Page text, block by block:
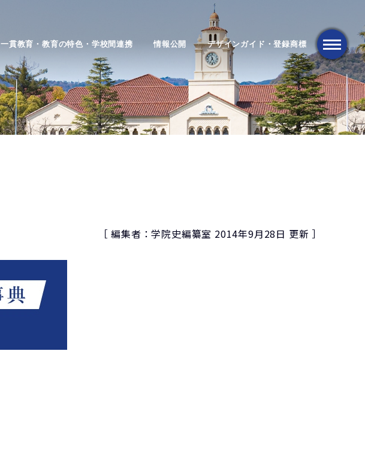
一貫教育・教育の特色・学校間連携 情報公開 デザインガイド・登録商標
メニュー
［ 編集者：学院史編纂室 2014年9月28日 更新 ］